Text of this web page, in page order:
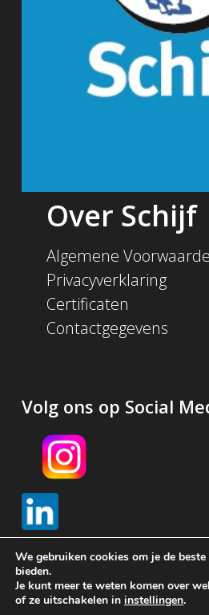
Over Schijf
Algemene
Privacyverklaring
Certificaten
Contactgegevens
Volg ons op Social
© 2026 Schijf Groep. Met
We gebruiken cookies om je de
bieden.
Je kunt meer te weten komen over
of ze uitschakelen in instellingen.